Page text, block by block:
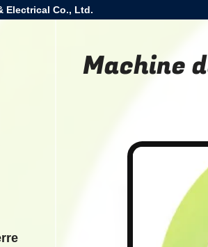
Electrical Co., Ltd.
Machine